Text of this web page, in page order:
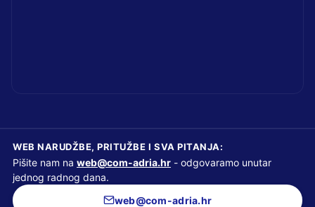
WEB NARUDŽBE, PRITUŽBE I SVA PITANJA:
Pišite nam na web@com-adria.hr - odgovaramo unutar
jednog radnog dana.
web@com-adria.hr